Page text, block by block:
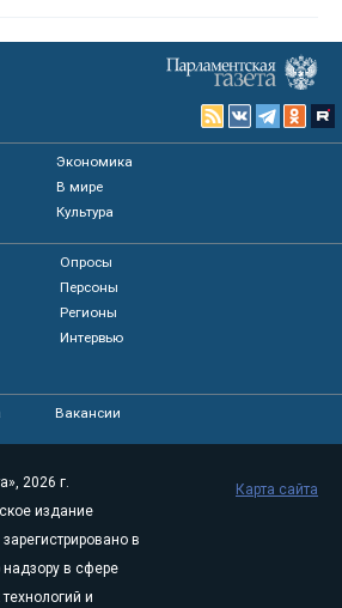
Экономика
В мире
Культура
Опросы
Персоны
Регионы
Интервью
Вакансии
2026 г.
издание
в
в сфере
и
Карта сайта